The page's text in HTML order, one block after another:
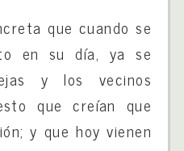
que cuando se
en su día, ya se
y los vecinos
que creían que
y que hoy vienen